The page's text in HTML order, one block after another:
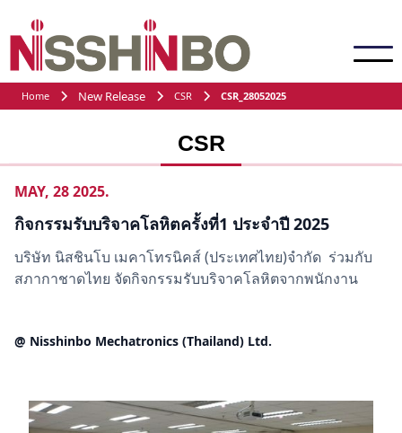
Home New Release CSR CSR_28052025
CSR
MAY, 28 2025.
กิจกรรมรับบริจาคโลหิตครั้งที่1 ประจำปี 2025
บริษัท นิสชินโบ เมคาโทรนิคส์ (ประเทศไทย)จำกัด ร่วมกับ
สภากาชาดไทย จัดกิจกรรมรับบริจาคโลหิตจากพนักงาน
@ Nisshinbo Mechatronics (Thailand) Ltd.